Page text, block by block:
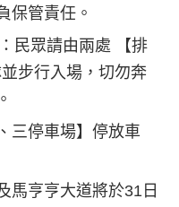
保管責任。
民眾請由兩處 【排
步行入場，切勿奔
三停車場】停放車
馬亨亨大道將於31日